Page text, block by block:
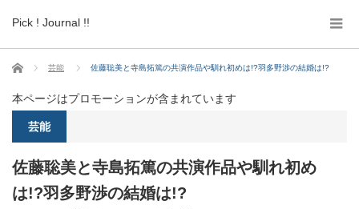
Pick ! Journal !!
ホーム 芸能 佐藤聡美と寺島拓篤の共演作品や馴れ初めは!?羽多野渉の結婚は!?
本ページはプロモーションが含まれています
芸能
佐藤聡美と寺島拓篤の共演作品や馴れ初め
は!?羽多野渉の結婚は!?